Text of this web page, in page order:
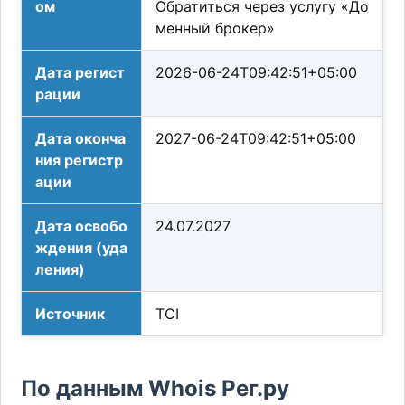
ом
Обратиться через услугу «До
менный брокер»
Дата регист
рации
2026-06-24T09:42:51+05:00
Дата оконча
ния регистр
ации
2027-06-24T09:42:51+05:00
Дата освобо
ждения (уда
ления)
24.07.2027
Источник TCI
По данным Whois Рег.ру